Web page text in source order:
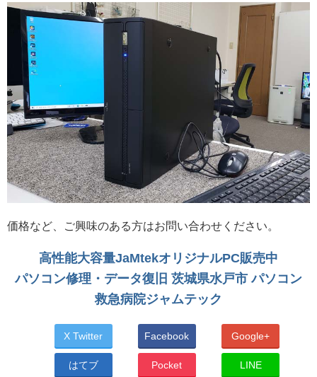
価格など、ご興味のある方はお問い合わせください。
高性能大容量JaMtekオリジナルPC販売中
パソコン修理・データ復旧 茨城県水戸市 パソコン
救急病院ジャムテック
X Twitter Facebook Google+
はてブ Pocket LINE